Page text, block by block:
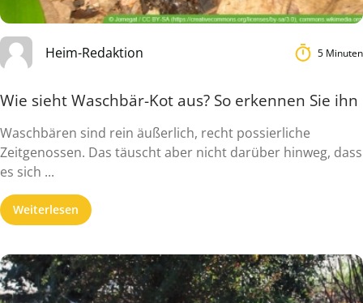
Heim-Redaktion 5 Minuten
Wie sieht Waschbär-Kot aus? So erkennen Sie ihn
Waschbären sind rein äußerlich, recht possierliche
Zeitgenossen. Das täuscht aber nicht darüber hinweg, dass
es sich ...
Weiterlesen